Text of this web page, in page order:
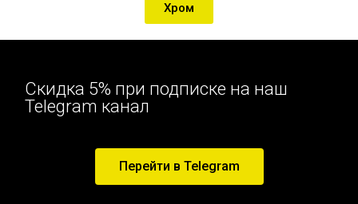
Хром
Скидка 5% при подписке на наш
Telegram канал
Перейти в Telegram